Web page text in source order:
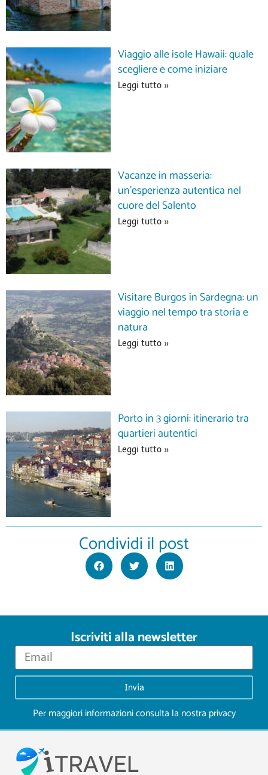
Viaggio alle isole Hawaii: quale
scegliere e come iniziare
Leggi tutto »
Vacanze in masseria:
un’esperienza autentica nel
cuore del Salento
Leggi tutto »
Visitare Burgos in Sardegna: un
viaggio nel tempo tra storia e
natura
Leggi tutto »
Porto in 3 giorni: itinerario tra
quartieri autentici
Leggi tutto »
Condividi il post
Iscriviti alla newsletter
Invia
Per maggiori informazioni consulta la nostra privacy